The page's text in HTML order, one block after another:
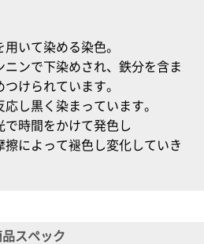
いて染める染色。
ンで下染めされ、鉄分を含ま
けられています。
し黒く染まっています。
で時間をかけて発色し
擦によって褪色し変化していき
品スペック